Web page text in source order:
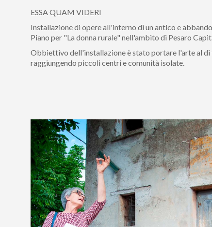
ESSA QUAM VIDERI
Installazione di opere all'interno di un antico e
Piano per "La donna rurale" nell'ambito di Pesaro
Obbiettivo dell'installazione è stato portare l'arte al
raggiungendo piccoli centri e comunità isolate.